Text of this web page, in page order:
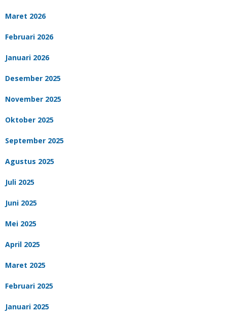
Maret 2026
Februari 2026
Januari 2026
Desember 2025
November 2025
Oktober 2025
September 2025
Agustus 2025
Juli 2025
Juni 2025
Mei 2025
April 2025
Maret 2025
Februari 2025
Januari 2025